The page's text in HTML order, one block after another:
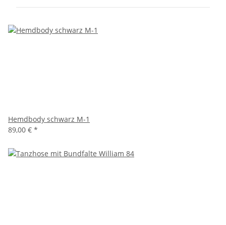
Hemdbody schwarz M-1
89,00 € *